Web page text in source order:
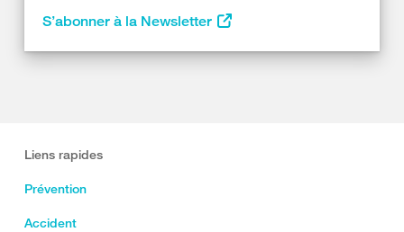
S’abonner à la Newsletter
Liens rapides
Prévention
Accident